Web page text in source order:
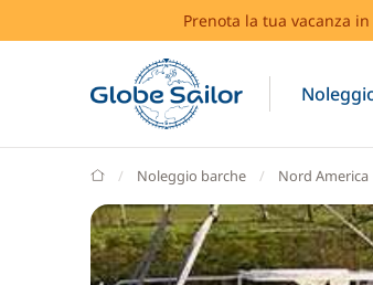
Prenota la tua vacanza
GlobeSailor
Noleggio barche Nord America